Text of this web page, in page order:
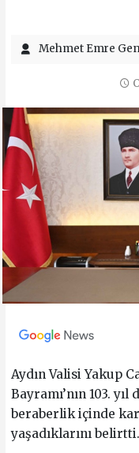
Mehmet Emre
Aydın Valisi Yakup
Bayramı’nın 103.
beraberlik içinde
yaşadıklarını belirtti.